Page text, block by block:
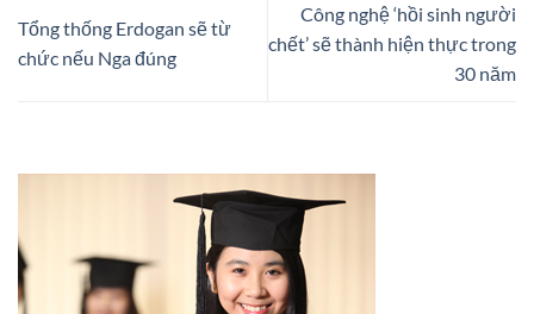
Tổng thống Erdogan sẽ từ
chức nếu Nga đúng
Công nghệ ‘hồi sinh người
chết’ sẽ thành hiện thực trong
30 năm